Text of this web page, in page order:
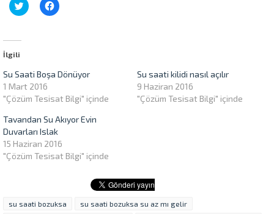
Twitter
üzerinde
Facebook'ta
paylaşmak
İlgili
Su Saati Boşa Dönüyor
1 Mart 2016
"Çözüm Tesisat Bilgi" içinde
Su saati kilidi nasıl açılır
9 Haziran 2016
"Çözüm Tesisat Bilgi" içinde
Tavandan Su Akıyor Evin
Duvarları Islak
15 Haziran 2016
"Çözüm Tesisat Bilgi" içinde
su saati bozuksa
su saati bozuksa su az mı gelir